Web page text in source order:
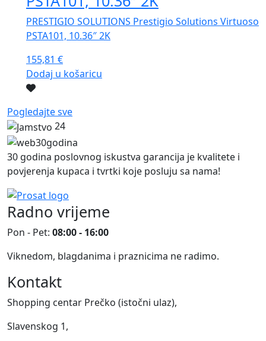
PRESTIGIO SOLUTIONS Prestigio Solutions Virtuoso
PSTA101, 10.36″ 2K
155,81 €
Dodaj u košaricu
Pogledajte sve
24
30 godina poslovnog iskustva garancija je kvalitete i
povjerenja kupaca i tvrtki koje posluju sa nama!
Radno vrijeme
Pon - Pet: 08:00 - 16:00
Viknedom, blagdanima i praznicima ne radimo.
Kontakt
Shopping centar Prečko (istočni ulaz),
Slavenskog 1,